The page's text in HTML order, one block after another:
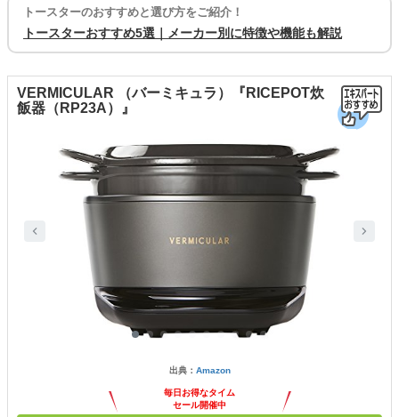
トースターのおすすめと選び方をご紹介！
トースターおすすめ5選｜メーカー別に特徴や機能も解説
VERMICULAR （バーミキュラ）『RICEPOT炊
飯器（RP23A）』
出典： Amazon
毎日お得なタイム
セール開催中